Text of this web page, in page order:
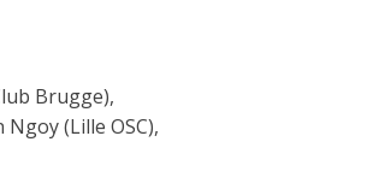
Brugge),
(Lille OSC),